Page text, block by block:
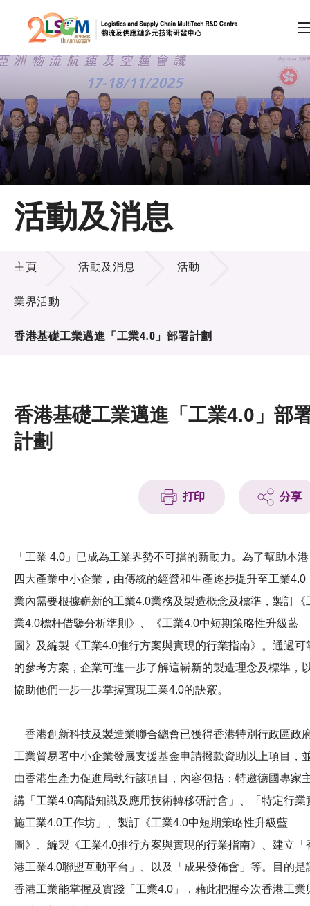
跳到內容（按回車鍵）
會員登入
A A EN 繁 简
主頁
關於LSCM
技術商品化
項目及資助計劃
新聞中心
活動及消息
活動及消息
主頁 活動及消息 活動
業界活動
香港基礎工業邁進「工業4.0」部署計劃
香港基礎工業邁進「工業4.0」部
計劃
打印 分享
「工業 4.0」已成為工業界勢不可擋的新動力。為了幫助本港
四大產業中小企業，由傳統的經營和生產逐步提升至工業4.0
業內需要根據嶄新的工業4.0業務及製造概念及標準，製訂《
業4.0標杆借鑒分析準則》、《工業4.0中短期策略性升級藍
圖》及編製《工業4.0推行方案與實現的行業指南》。通過可
的參考方案，企業可進一步了解這嶄新的製造理念及標準，
協助他們一步一步掌握實現工業4.0的訣竅。
香港創新科技及製造業聯合總會已獲得香港特別行政區政
工業貿易署中小企業發展支援基金申請撥款資助以上項目，
由香港生產力促進局執行該項目，內容包括：特邀德國專家
講「工業4.0高階知識及應用技術轉移研討會」、「特定行業
施工業4.0工作坊」、製訂《工業4.0中短期策略性升級藍
圖》、編製《工業4.0推行方案與實現的行業指南》、建立「
港工業4.0聯盟互動平台」、以及「成果發佈會」等。目的是
香港工業能掌握及實踐「工業4.0」，藉此把握今次香港工業